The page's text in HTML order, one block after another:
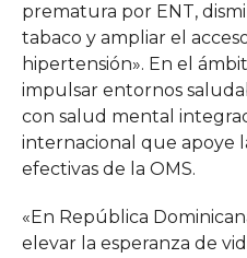
prematura por ENT,
tabaco y ampliar el
hipertensión». En el
impulsar entornos
con salud mental
internacional que apoye
efectivas de la OMS.
«En República
elevar la esperanza de